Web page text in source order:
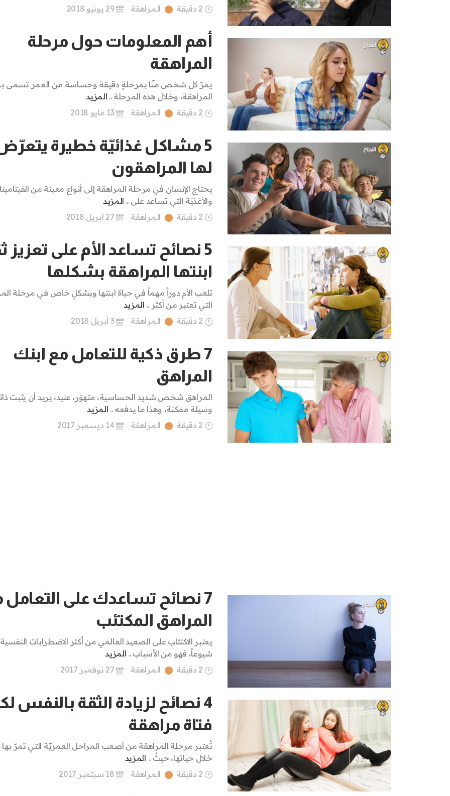
2 دقيقة
المراهقة 29 يونيو 2018
أهم المعلومات حول مرحلة
المراهقة
يمرّ كل شخص منّا بمرحلةٍ دقيقة وحساسة من العمر تسمى
المراهقة، وخلال هذه المرحلة .. المزيد
2 دقيقة
المراهقة 13 مايو 2018
5 مشاكل غذائيّة خطيرة
لها المراهقون
يحتاج الإنسان في مرحلة المراهقة إلى أنواع معينة من
والأغذيّة التي تساعد على .. المزيد
2 دقيقة
المراهقة 27 أبريل 2018
5 نصائح تساعد الأم على تعزيز
ابنتها المراهقة بشكلها
تلعب الأم دوراً مهماً في حياة ابنتها وبشكلٍ خاص في مرحلة
التي تعتبر من أكثر .. المزيد
2 دقيقة
المراهقة 3 أبريل 2018
7 طرق ذكية للتعامل مع ابنك
المراهق
المراهق شخص شديد الحساسية، متهوّر، عنيد، يريد أن يثبت
وسيلة ممكنة، وهذا ما يدفعه .. المزيد
2 دقيقة
المراهقة 14 ديسمبر 2017
7 نصائح تساعدك على التعامل
المراهق المكتئب
يعتبر الاكتئاب على الصعيد العالمي من أكثر الاضطرابات النفسية
شيوعاً، فهو من الأسباب .. المزيد
2 دقيقة
المراهقة 27 نوفمبر 2017
4 نصائح لزيادة الثقة بالنفس
فتاة مراهقة
تُعتبر مرحلة المراهقة من أصعب المراحل العمريّة التي تمرّ بها
خلال حياتها، حيثُ .. المزيد
2 دقيقة
المراهقة 18 سبتمبر 2017